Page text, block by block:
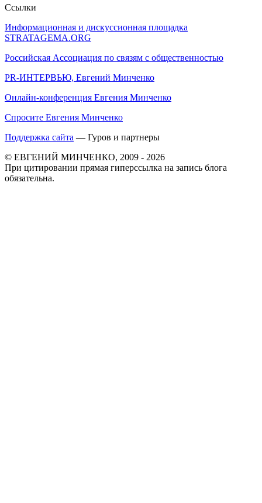
Ссылки
Информационная и дискуссионная площадка
STRATAGEMA.ORG
Российская Ассоциация по связям с общественностью
PR-ИНТЕРВЬЮ, Евгений Минченко
Онлайн-конференция Евгения Минченко
Спросите Евгения Минченко
Поддержка сайта — Гуров и партнеры
© ЕВГЕНИЙ МИНЧЕНКО, 2009 - 2026
При цитировании прямая гиперссылка на запись блога
обязательна.